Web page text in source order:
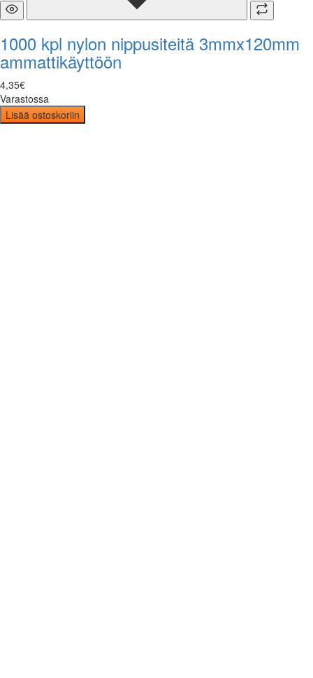
1000 kpl nylon nippusiteitä 3mmx120mm
ammattikäyttöön
4,35€
Varastossa
Lisää ostoskoriin